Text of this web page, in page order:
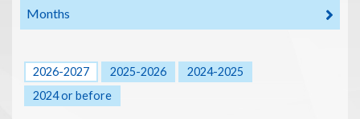
Months
2026-2027 2025-2026
2024-2025
2024 or before